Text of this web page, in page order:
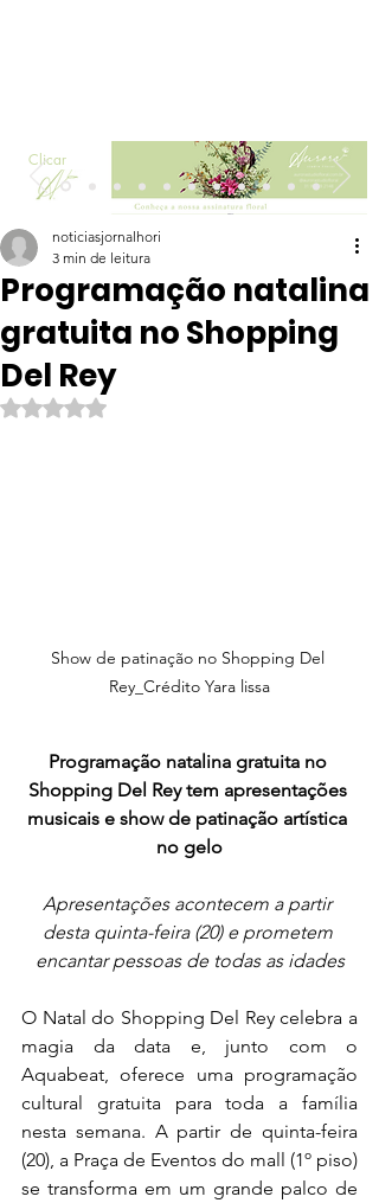
Clicar
Programação natalina
gratuita no Shopping
Del Rey
noticiasjornalhori
3 min de leitura
Avaliado com NaN de 5 estrelas.
Show de patinação no Shopping Del
Rey_Crédito Yara lissa
Programação natalina gratuita no
Shopping Del Rey tem apresentações
musicais e show de patinação artística
no gelo
Apresentações acontecem a partir
desta quinta-feira (20) e prometem
encantar pessoas de todas as idades
O Natal do Shopping Del Rey celebra a
magia da data e, junto com o
Aquabeat, oferece uma programação
cultural gratuita para toda a família
nesta semana. A partir de quinta-feira
(20), a Praça de Eventos do mall (1º piso)
se transforma em um grande palco de